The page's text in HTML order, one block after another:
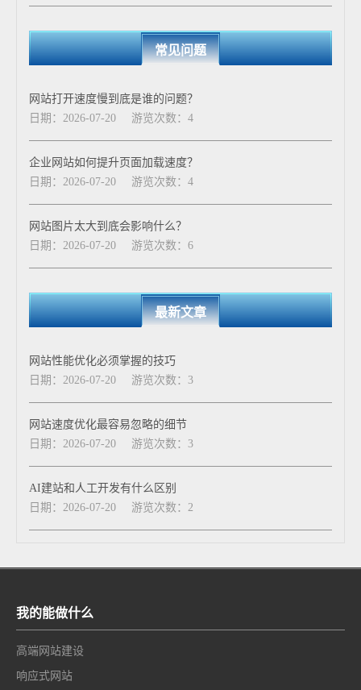
常见问题
网站打开速度慢到底是谁的问题？
日期：2026-07-20
游览次数：4
企业网站如何提升页面加载速度？
日期：2026-07-20
游览次数：4
网站图片太大到底会影响什么？
日期：2026-07-20
游览次数：6
最新文章
网站性能优化必须掌握的技巧
日期：2026-07-20
游览次数：3
网站速度优化最容易忽略的细节
日期：2026-07-20
游览次数：3
AI建站和人工开发有什么区别
日期：2026-07-20
游览次数：2
我的能做什么
高端网站建设
响应式网站